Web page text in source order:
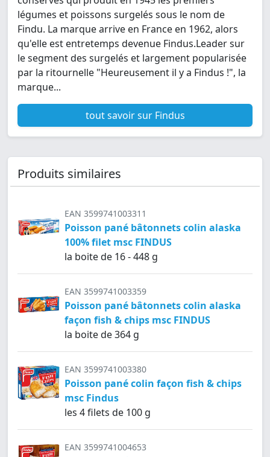
légumes et poissons surgelés sous le nom de
Findu. La marque arrive en France en 1962, alors
qu'elle est entretemps devenue Findus.Leader sur
le segment des surgelés et largement popularisée
par la ritournelle "Heureusement il y a Findus !", la
marque...
tout savoir sur Findus
Produits similaires
EAN 3599741003311
Poisson pané bâtonnets colin alaska
100% filet msc FINDUS
la boite de 16 - 448 g
EAN 3599741003359
Poisson pané bâtonnets colin alaska
façon fish & chips msc FINDUS
la boite de 364 g
EAN 3599741003380
Poisson pané colin façon fish & chips
msc Findus
les 4 filets de 100 g
EAN 3599741004653